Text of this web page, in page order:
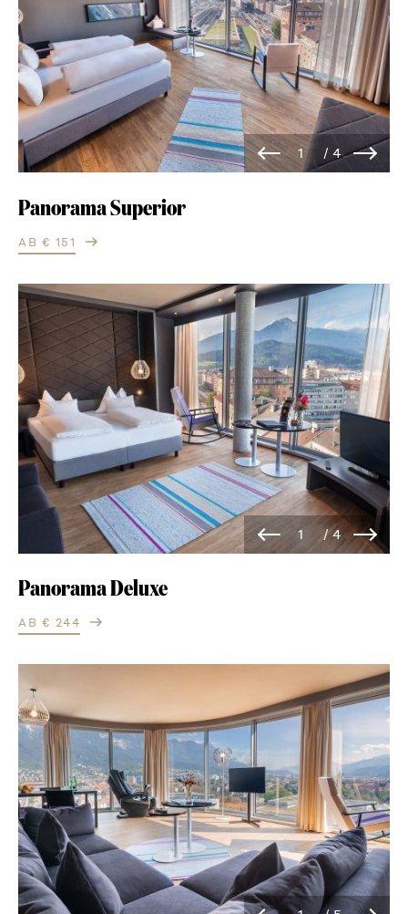
Panorama Superior
AB € 151
Panorama Deluxe
AB € 244